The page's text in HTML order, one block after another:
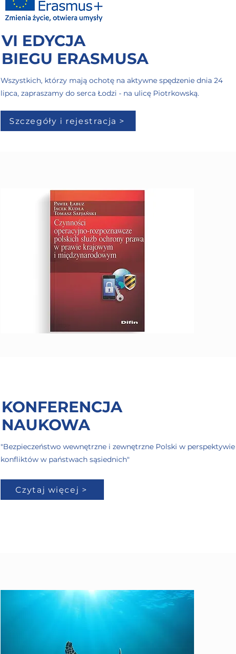
VI EDYCJA
BIEGU ERASMUSA
Wszystkich, którzy mają ochotę na aktywne spędzenie dnia 24
lipca, zapraszamy do serca Łodzi - na ulicę Piotrkowską.
Szczegóły i rejestracja >
KONFERENCJA
NAUKOWA
"Bezpieczeństwo wewnętrzne i zewnętrzne Polski w perspektywie
konfliktów w państwach sąsiednich"
Czytaj więcej >